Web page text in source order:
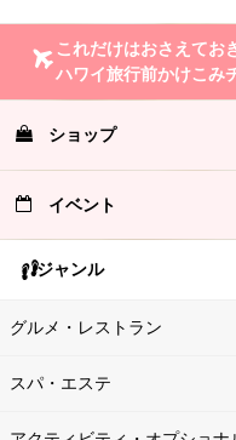
これだけはおさえてお
ハワイ旅行前かけこみ
ショップ
イベント
ジャンル
グルメ・レストラン
スパ・エステ